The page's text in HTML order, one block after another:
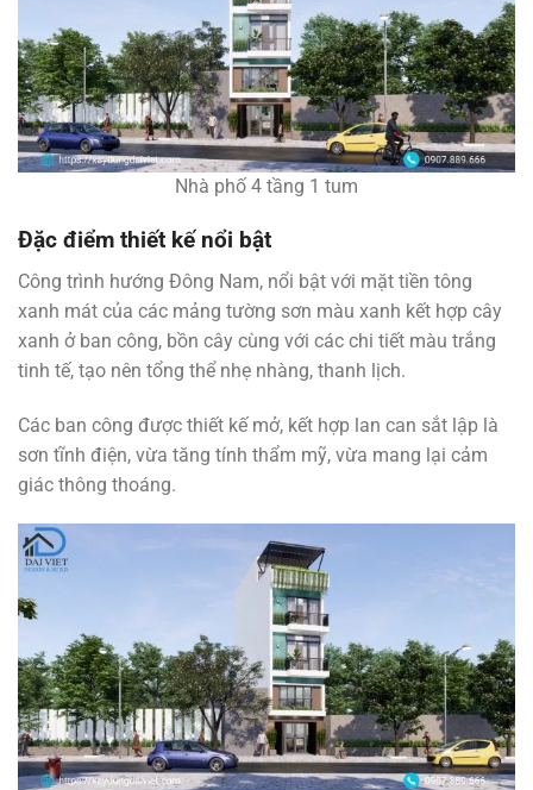
Nhà phố 4 tầng 1 tum
Đặc điểm thiết kế nổi bật
Công trình hướng Đông Nam, nổi bật với mặt tiền tông
xanh mát của các mảng tường sơn màu xanh kết hợp cây
xanh ở ban công, bồn cây cùng với các chi tiết màu trắng
tinh tế, tạo nên tổng thể nhẹ nhàng, thanh lịch.
Các ban công được thiết kế mở, kết hợp lan can sắt lập là
sơn tĩnh điện, vừa tăng tính thẩm mỹ, vừa mang lại cảm
giác thông thoáng.